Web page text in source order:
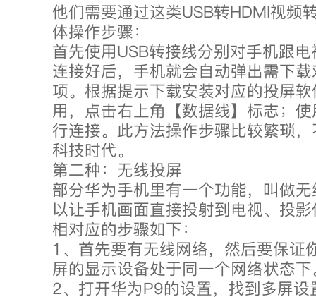
他们需要通过这类USB转HDMI视频
体操作步骤：
首先使用USB转接线分别对手机跟
连接好后，手机就会自动弹出需下
项。根据提示下载安装对应的投屏
用，点击右上角【数据线】标志；
行连接。此方法操作步骤比较繁琐
科技时代。
第二种：无线投屏
部分华为手机里有一个功能，叫做
以让手机画面直接投射到电视、投
相对应的步骤如下：
1、首先要有无线网络，然后要保证
屏的显示设备处于同一个网络状态下
2、打开华为P9的设置，找到多屏